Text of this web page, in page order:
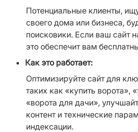
Потенциальные клиенты,
своего дома или бизнеса,
поисковики. Если ваш сайт
это обеспечит вам
Как это работает:
Оптимизируйте сайт для
таких как «купить ворота»,
«ворота для дачи»,
контент и технические
индексации.